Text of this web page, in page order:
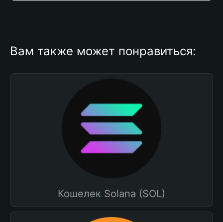
Вам также может понравиться:
Кошелек Solana (SOL)